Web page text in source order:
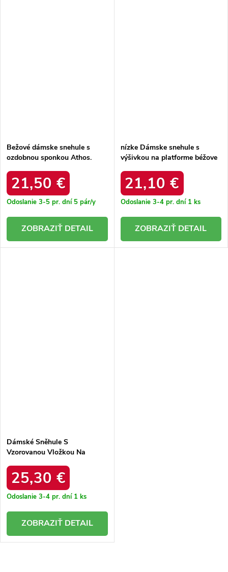
Bežové dámske snehule s
ozdobnou sponkou Athos.
21,50 €
Odoslanie 3-5 pr. dní 5 pár/y
DETAIL
nízke Dámske snehule s
výšivkou na platforme béžove
21,10 €
Odoslanie 3-4 pr. dní 1 ks
DETAIL
Dámské Sněhule S
Vzorovanou Vložkou Na
25,30 €
Odoslanie 3-4 pr. dní 1 ks
DETAIL